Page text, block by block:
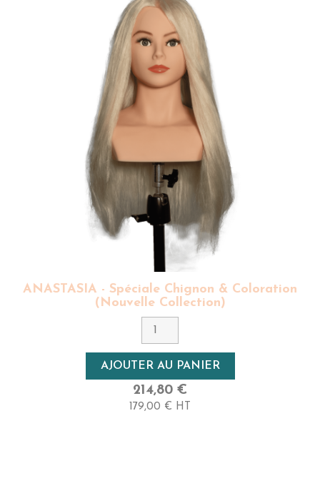
ANASTASIA - Spéciale Chignon & Coloration
(Nouvelle Collection)
AJOUTER AU PANIER
214,80 €
179,00 € HT